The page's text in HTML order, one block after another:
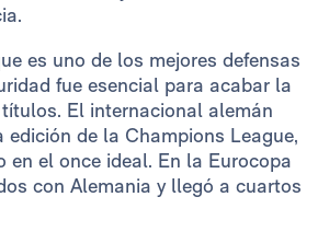
es uno de los mejores defensas
fue esencial para acabar la
El internacional alemán
de la Champions League,
en el once ideal. En la Eurocopa
con Alemania y llegó a cuartos